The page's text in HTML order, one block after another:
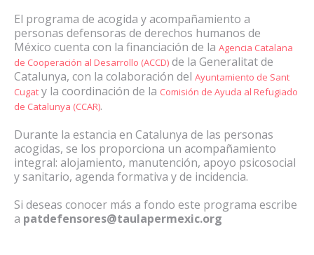
El programa de acogida y acompañamiento a
personas defensoras de derechos humanos de
México cuenta con la financiación de la Agencia Catalana
de Cooperación al Desarrollo (ACCD) de la Generalitat de
Catalunya, con la colaboración del Ayuntamiento de Sant
Cugat y la coordinación de la Comisión de Ayuda al Refugiado
de Catalunya (CCAR).
Durante la estancia en Catalunya de las personas
acogidas, se los proporciona un acompañamiento
integral: alojamiento, manutención, apoyo psicosocial
y sanitario, agenda formativa y de incidencia.
Si deseas conocer más a fondo este programa escribe
a patdefensores@taulapermexic.org